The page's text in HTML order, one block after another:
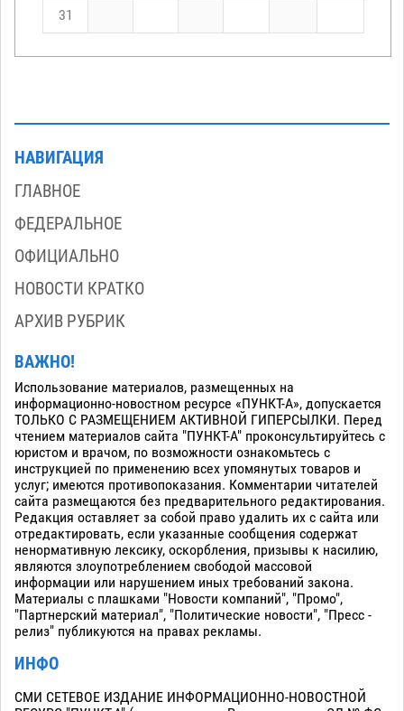
31
НАВИГАЦИЯ
ГЛАВНОЕ
ФЕДЕРАЛЬНОЕ
ОФИЦИАЛЬНО
НОВОСТИ КРАТКО
АРХИВ РУБРИК
ВАЖНО!
Использование материалов, размещенных на
информационно-новостном ресурсе «ПУНКТ-А», допускается
ТОЛЬКО С РАЗМЕЩЕНИЕМ АКТИВНОЙ ГИПЕРСЫЛКИ. Перед
чтением материалов сайта "ПУНКТ-А" проконсультируйтесь с
юристом и врачом, по возможности ознакомьтесь с
инструкцией по применению всех упомянутых товаров и
услуг; имеются противопоказания. Комментарии читателей
сайта размещаются без предварительного редактирования.
Редакция оставляет за собой право удалить их с сайта или
отредактировать, если указанные сообщения содержат
ненормативную лексику, оскорбления, призывы к насилию,
являются злоупотреблением свободой массовой
информации или нарушением иных требований закона.
Материалы с плашками "Новости компаний", "Промо",
"Партнерский материал", "Политические новости", "Пресс -
релиз" публикуются на правах рекламы.
ИНФО
СМИ СЕТЕВОЕ ИЗДАНИЕ ИНФОРМАЦИОННО-НОВОСТНОЙ